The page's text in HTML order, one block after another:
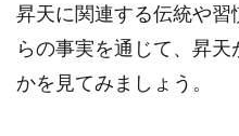
昇天に関連する伝統や
らの事実を通じて、昇
かを見てみましょう。